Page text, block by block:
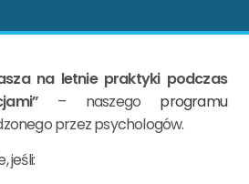
na letnie praktyki podczas
– naszego programu
przez psychologów.
jeśli: